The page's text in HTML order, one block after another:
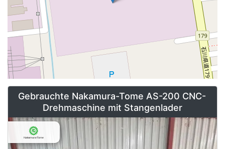
Gebrauchte Nakamura-Tome AS-200 CNC-
Drehmaschine mit Stangenlader